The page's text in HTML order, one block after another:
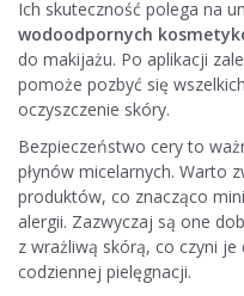
Ich skuteczność polega na
wodoodpornych
do makijażu. Po aplikacji
pomoże pozbyć się
oczyszczenie skóry.
Bezpieczeństwo cery to
płynów micelarnych. Warto
produktów, co znacząco
alergii. Zazwyczaj są one
z wrażliwą skórą, co czyni
codziennej pielęgnacji.